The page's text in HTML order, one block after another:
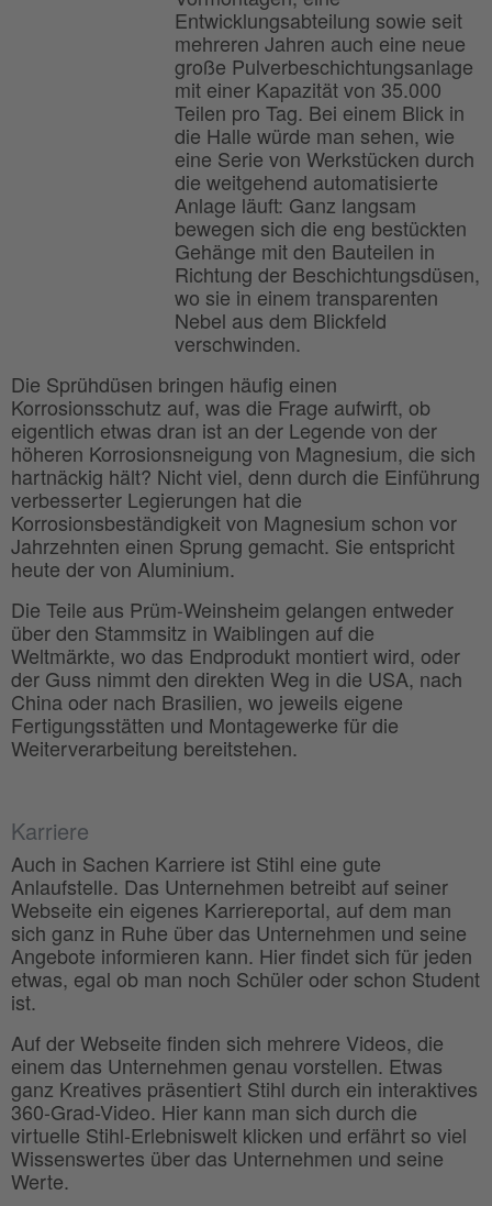
Entwicklungsabteilung sowie seit
mehreren Jahren auch eine neue
große Pulverbeschichtungsanlage
mit einer Kapazität von 35.000
Teilen pro Tag. Bei einem Blick in
die Halle würde man sehen, wie
eine Serie von Werkstücken durch
die weitgehend automatisierte
Anlage läuft: Ganz langsam
bewegen sich die eng bestückten
Gehänge mit den Bauteilen in
Richtung der Beschichtungsdüsen,
wo sie in einem transparenten
Nebel aus dem Blickfeld
verschwinden.
Die Sprühdüsen bringen häufig einen
Korrosionsschutz auf, was die Frage aufwirft, ob
eigentlich etwas dran ist an der Legende von der
höheren Korrosionsneigung von Magnesium, die sich
hartnäckig hält? Nicht viel, denn durch die Einführung
verbesserter Legierungen hat die
Korrosionsbeständigkeit von Magnesium schon vor
Jahrzehnten einen Sprung gemacht. Sie entspricht
heute der von Aluminium.
Die Teile aus Prüm-Weinsheim gelangen entweder
über den Stammsitz in Waiblingen auf die
Weltmärkte, wo das Endprodukt montiert wird, oder
der Guss nimmt den direkten Weg in die USA, nach
China oder nach Brasilien, wo jeweils eigene
Fertigungsstätten und Montagewerke für die
Weiterverarbeitung bereitstehen.
Karriere
Auch in Sachen Karriere ist Stihl eine gute
Anlaufstelle. Das Unternehmen betreibt auf seiner
Webseite ein eigenes Karriereportal, auf dem man
sich ganz in Ruhe über das Unternehmen und seine
Angebote informieren kann. Hier findet sich für jeden
etwas, egal ob man noch Schüler oder schon Student
ist.
Auf der Webseite finden sich mehrere Videos, die
einem das Unternehmen genau vorstellen. Etwas
ganz Kreatives präsentiert Stihl durch ein interaktives
360-Grad-Video. Hier kann man sich durch die
virtuelle Stihl-Erlebniswelt klicken und erfährt so viel
Wissenswertes über das Unternehmen und seine
Werte.